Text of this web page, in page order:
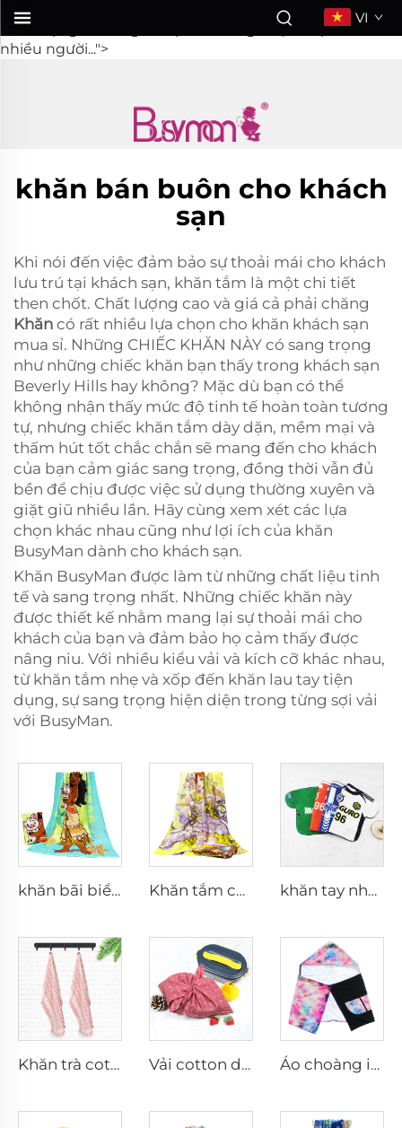
KHĂN
chất lượng cao và giá cả phải chăng là lựa chọn của rất
nhiều người...">
VI
khăn bán buôn cho khách
sạn
Khi nói đến việc đảm bảo sự thoải mái cho khách
lưu trú tại khách sạn, khăn tắm là một chi tiết
then chốt. Chất lượng cao và giá cả phải chăng
Khăn có rất nhiều lựa chọn cho khăn khách sạn
mua sỉ. Những CHIẾC KHĂN NÀY có sang trọng
như những chiếc khăn bạn thấy trong khách sạn
Beverly Hills hay không? Mặc dù bạn có thể
không nhận thấy mức độ tinh tế hoàn toàn tương
tự, nhưng chiếc khăn tắm dày dặn, mềm mại và
thấm hút tốt chắc chắn sẽ mang đến cho khách
của bạn cảm giác sang trọng, đồng thời vẫn đủ
bền để chịu được việc sử dụng thường xuyên và
giặt giũ nhiều lần. Hãy cùng xem xét các lựa
chọn khác nhau cũng như lợi ích của khăn
BusyMan dành cho khách sạn.
Khăn BusyMan được làm từ những chất liệu tinh
tế và sang trọng nhất. Những chiếc khăn này
được thiết kế nhằm mang lại sự thoải mái cho
khách của bạn và đảm bảo họ cảm thấy được
nâng niu. Với nhiều kiểu vải và kích cỡ khác nhau,
từ khăn tắm nhẹ và xốp đến khăn lau tay tiện
dụng, sự sang trọng hiện diện trong từng sợi vải
với BusyMan.
khăn bãi biển lớn in hoạt họa cá nhân hóa bằng vải cotton nguyên chất Khăn tắm cao cấp 100% cotton mềm in theo thiết kế riêng khăn tay nhỏ hình dáng áo đấu theo yêu cầu, cá nhân hóa
Khăn trà cotton dùng cho đồ dùng bằng vải lanh Vải cotton dùng để gói Áo choàng in kỹ thuật số bằng cotton cho người lớn